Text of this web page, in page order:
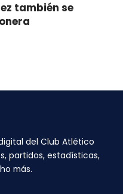
también se
del Club Atlético
partidos, estadísticas,
más.